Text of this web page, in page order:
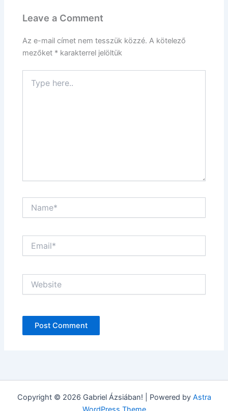
Leave a Comment
Az e-mail címet nem tesszük közzé. A kötelező
mezőket * karakterrel jelöltük
here..
Copyright © 2026 Gabriel Ázsiában! | Powered by Astra